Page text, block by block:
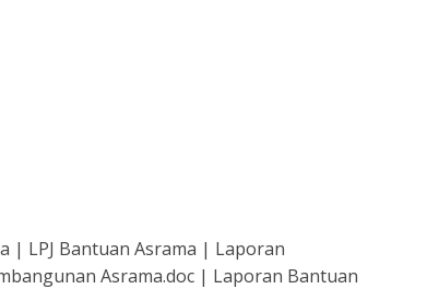
| LPJ Bantuan Asrama | Laporan
Asrama.doc | Laporan Bantuan